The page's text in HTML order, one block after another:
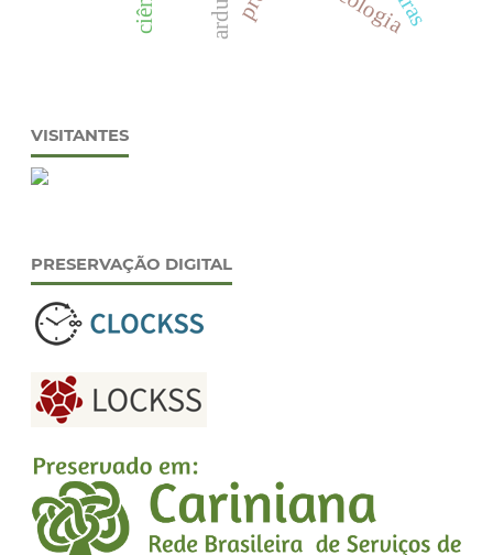
VISITANTES
PRESERVAÇÃO DIGITAL